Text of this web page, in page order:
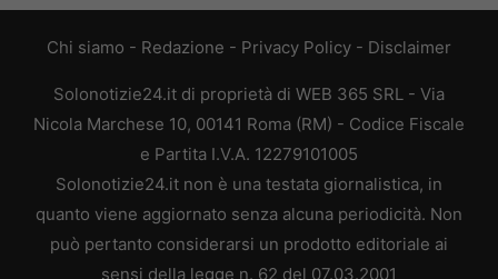
Chi siamo - Redazione - Privacy Policy - Disclaimer
Solonotizie24.it di proprietà di WEB 365 SRL - Via
Nicola Marchese 10, 00141 Roma (RM) - Codice Fiscale
e Partita I.V.A. 12279101005
Solonotizie24.it non è una testata giornalistica, in
quanto viene aggiornato senza alcuna periodicità. Non
può pertanto considerarsi un prodotto editoriale ai
sensi della legge n. 62 del 07.03.2001